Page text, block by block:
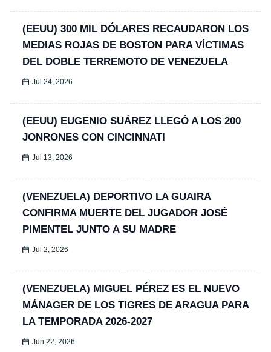
(EEUU) 300 MIL DÓLARES RECAUDARON LOS
MEDIAS ROJAS DE BOSTON PARA VÍCTIMAS
DEL DOBLE TERREMOTO DE VENEZUELA
Jul 24, 2026
(EEUU) EUGENIO SUÁREZ LLEGÓ A LOS 200
JONRONES CON CINCINNATI
Jul 13, 2026
(VENEZUELA) DEPORTIVO LA GUAIRA
CONFIRMA MUERTE DEL JUGADOR JOSÉ
PIMENTEL JUNTO A SU MADRE
Jul 2, 2026
(VENEZUELA) MIGUEL PÉREZ ES EL NUEVO
MÁNAGER DE LOS TIGRES DE ARAGUA PARA
LA TEMPORADA 2026-2027
Jun 22, 2026